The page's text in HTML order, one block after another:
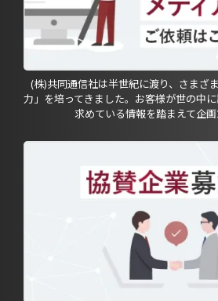
(株)共同通信社は半世紀に渡り、さまざ
力」を培ってきました。お客様が世の中
求めている情報を踏まえて企画